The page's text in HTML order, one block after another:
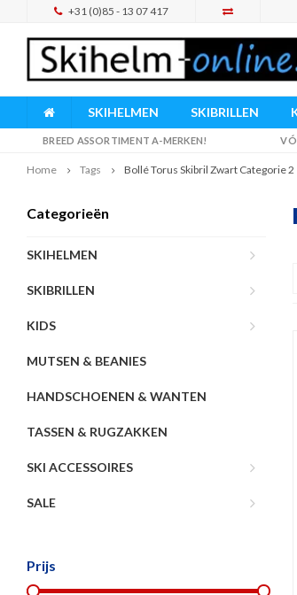
+31 (0)85 - 13 07 417
SKIHELMEN SKIBRILLEN
BREED ASSORTIMENT A-MERKEN!
Home Tags Bollé Torus Skibril Zwart Categorie 2
Categorieën
SKIHELMEN
SKIBRILLEN
KIDS
MUTSEN & BEANIES
HANDSCHOENEN & WANTEN
TASSEN & RUGZAKKEN
SKI ACCESSOIRES
SALE
Prijs